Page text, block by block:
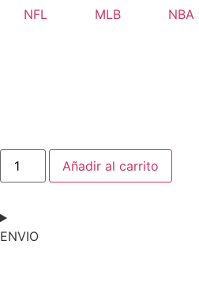
NFL MLB NBA
Jersey
Argentina
Messi
cantidad
Añadir al carrito
ENVIO